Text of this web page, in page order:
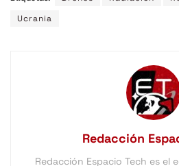
Ucrania
Redacción
Redacción Espacio Tech es el